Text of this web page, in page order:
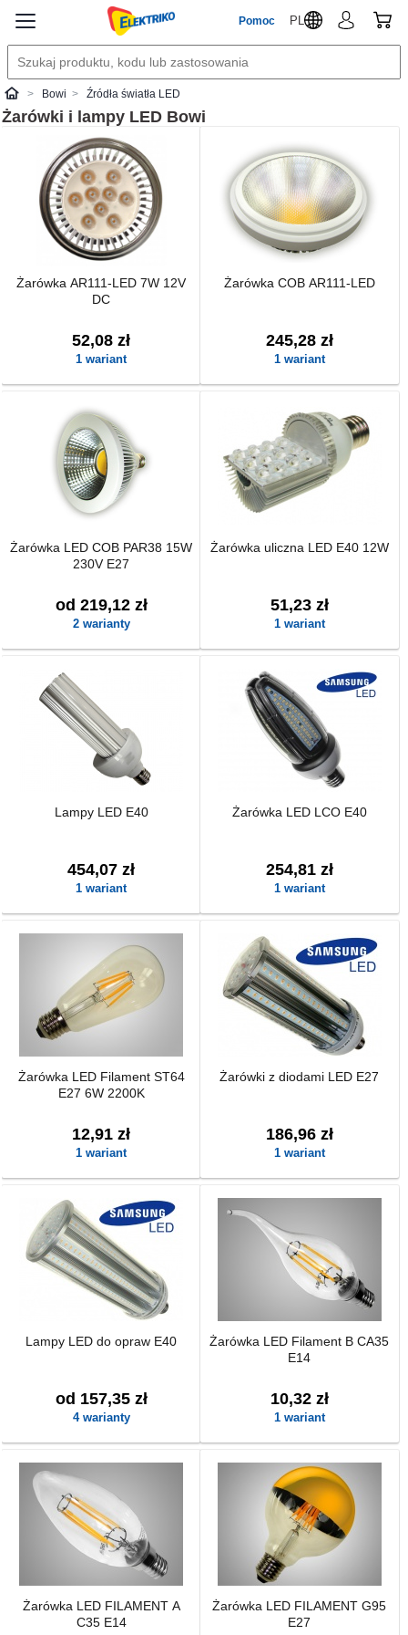
Pomoc PL
ElektrikoBowi Źródła światła LED
Żarówki i lampy LED Bowi
Żarówka AR111-LED 7W 12V
DC
52,08 zł
1 wariant
Żarówka COB AR111-LED
245,28 zł
1 wariant
Żarówka LED COB PAR38 15W
230V E27
od 219,12 zł
2 warianty
Żarówka uliczna LED E40 12W
51,23 zł
1 wariant
Lampy LED E40
454,07 zł
1 wariant
Żarówka LED LCO E40
254,81 zł
1 wariant
Żarówka LED Filament ST64
E27 6W 2200K
12,91 zł
1 wariant
Żarówki z diodami LED E27
186,96 zł
1 wariant
Lampy LED do opraw E40
od 157,35 zł
4 warianty
Żarówka LED Filament B CA35
E14
10,32 zł
1 wariant
Żarówka LED FILAMENT A
C35 E14
Żarówka LED FILAMENT G95
E27